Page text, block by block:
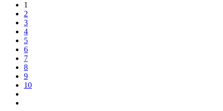
1
2
3
4
5
6
7
8
9
10